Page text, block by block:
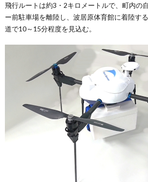
飛行ルートは約3・2キロメートルで、町内の
ー前駐車場を離陸し、波居原体育館に着陸す
道で10～15分程度を見込む。